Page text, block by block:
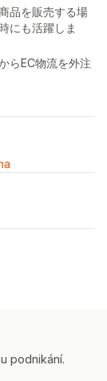
品を販売する場
にも活躍しま
らEC物流を外注
podnikání.